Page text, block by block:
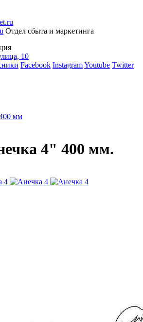
Отдел сбыта и маркетинга
10
Facebook InstagramYoutube Twitter
мм
4" 400 мм.